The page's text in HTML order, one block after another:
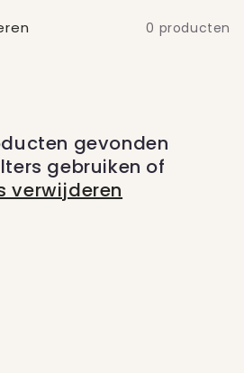
0 producten
gevonden
gebruiken of
verwijderen